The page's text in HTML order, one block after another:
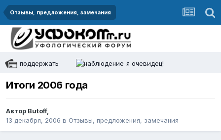
Отзывы, предложения, замечания
поддержать я очевидец!
Итоги 2006 года
Автор Butoff,
13 декабря, 2006 в Отзывы, предложения, замечания